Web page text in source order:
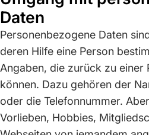
Daten
Personenbezogene Daten
deren Hilfe eine Person
Angaben, die zurück zu
können. Dazu gehören der
oder die Telefonnummer.
Vorlieben, Hobbies,